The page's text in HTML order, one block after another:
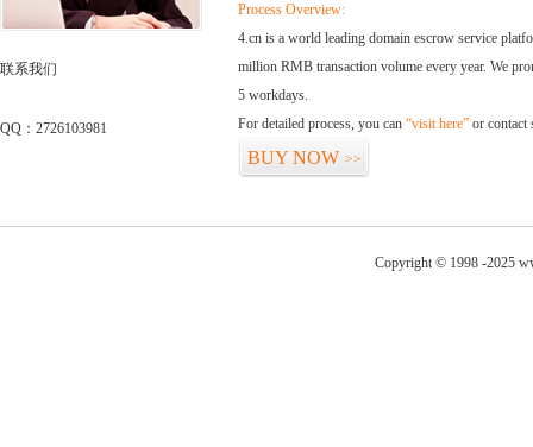
联系我们
QQ：2726103981
Process Overview:
4.cn is a world leading domain escrow service
million RMB transaction volume every year. We
5 workdays.
For detailed process, you can “visit here” or contact
BUY NOW >>
Copyright © 1998 -2025